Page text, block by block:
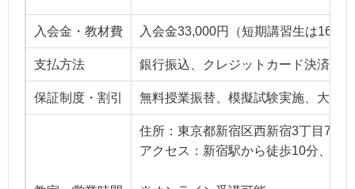
入会金・教材費 入会金33,000円（短期講習生は
支払方法 銀行振込、クレジットカード決済
保証制度・割引 無料授業振替、模擬試験実施、大学
住所：東京都新宿区西新宿3丁目7-
アクセス：新宿駅から徒歩10分、都